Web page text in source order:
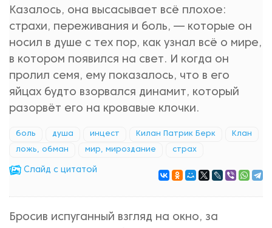
Казалось, она высасывает всё плохое:
страхи, переживания и боль, — которые он
носил в душе с тех пор, как узнал всё о мире,
в котором появился на свет. И когда он
пролил семя, ему показалось, что в его
яйцах будто взорвался динамит, который
разорвёт его на кровавые клочки.
боль душа инцест Килан Патрик Берк Клан
ложь, обман мир, мироздание страх
Cлайд с цитатой
Бросив испуганный взгляд на окно, за